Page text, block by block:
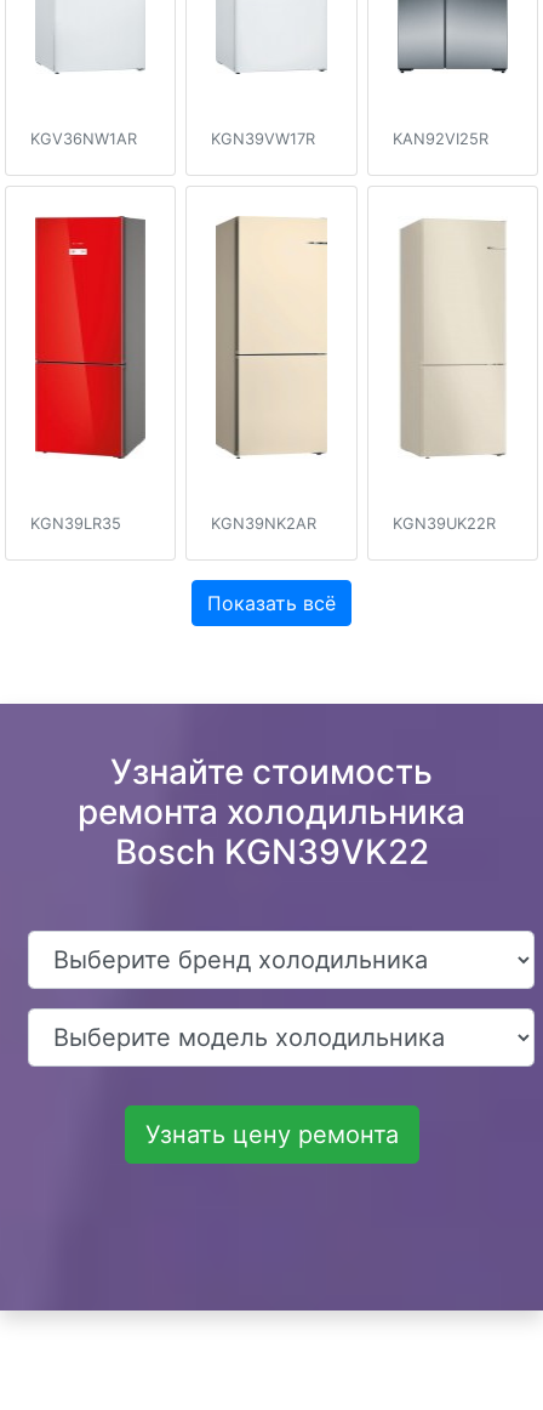
KGV36NW1AR KGN39VW17R KAN92VI25R
KGN39LR35 KGN39NK2AR KGN39UK22R
Показать всё
Узнайте стоимость
ремонта холодильника
Bosch KGN39VK22
Узнать цену ремонта